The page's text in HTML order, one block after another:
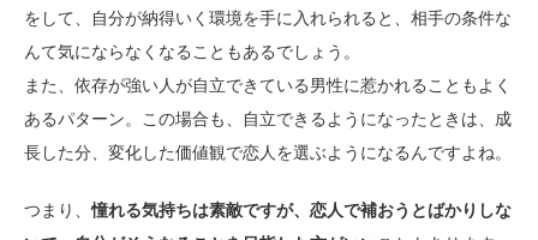
をして、自分が納得いく環境を手に入れられると、相手の条件な
んて気にならなくなることもあるでしょう。
また、依存が強い人が自立できている男性に惹かれることもよく
あるパターン。この場合も、自立できるようになったときは、成
長した分、変化した価値観で恋人を選ぶようになるんですよね。
つまり、憧れる気持ちは素敵ですが、恋人で補おうとばかりしな